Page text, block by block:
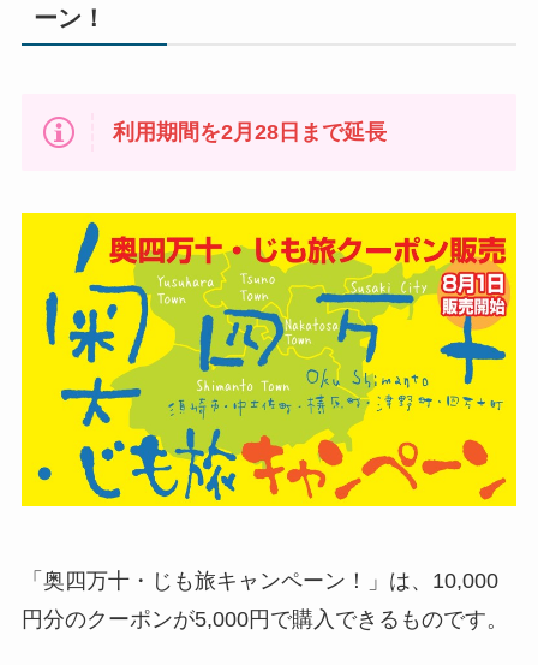
ーン！
利用期間を2月28日まで延長
「奥四万十・じも旅キャンペーン！」は、10,000
円分のクーポンが5,000円で購入できるものです。